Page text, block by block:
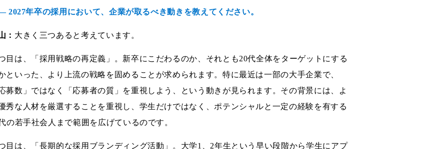
年卒の採用において、企業が取るべき動きを教えてください。
： 大きく三つあると考えています。
目は、「採用戦略の再定義」。新卒にこだわるのか、それとも20代全体をターゲットにする
といった、より上流の戦略を固めることが求められます。特に最近は一部の大手企業で、
応募数」ではなく「応募者の質」を重視しよう、という動きが見られます。その背景には、よ
秀な人材を厳選することを重視し、学生だけではなく、ポテンシャルと一定の経験を有する
の若手社会人まで範囲を広げているのです。
目は、「長期的な採用ブランディング活動」。大学1、2年生という早い段階から学生にアプ